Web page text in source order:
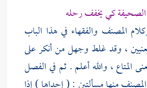
كي يخفف رحله
المصنف والفقهاء في هذا الباب
، وقد غلط وجهل من أنكر على
المتاع ، والله أعلم . ثم في الفصل